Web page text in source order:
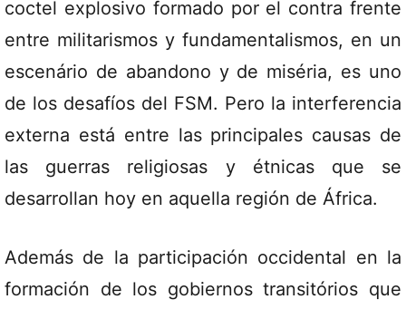
coctel explosivo formado por el contra frente
entre militarismos y fundamentalismos, en un
escenário de abandono y de miséria, es uno
de los desafíos del FSM. Pero la interferencia
externa está entre las principales causas de
las guerras religiosas y étnicas que se
desarrollan hoy en aquella región de África.
Además de la participación occidental en la
formación de los gobiernos transitórios que